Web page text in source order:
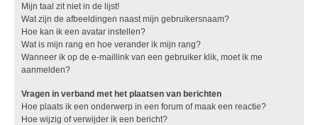
Mijn taal zit niet in de lijst!
Wat zijn de afbeeldingen naast mijn gebruikersnaam?
Hoe kan ik een avatar instellen?
Wat is mijn rang en hoe verander ik mijn rang?
Wanneer ik op de e-maillink van een gebruiker klik, moet ik me
aanmelden?
Vragen in verband met het plaatsen van berichten
Hoe plaats ik een onderwerp in een forum of maak een reactie?
Hoe wijzig of verwijder ik een bericht?